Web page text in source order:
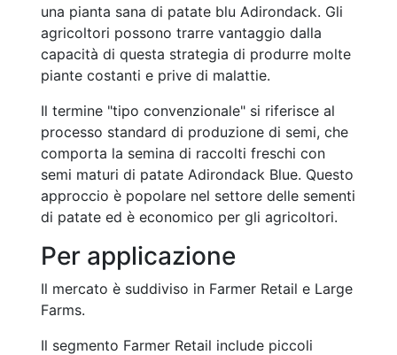
una pianta sana di patate blu Adirondack. Gli
agricoltori possono trarre vantaggio dalla
capacità di questa strategia di produrre molte
piante costanti e prive di malattie.
Il termine "tipo convenzionale" si riferisce al
processo standard di produzione di semi, che
comporta la semina di raccolti freschi con
semi maturi di patate Adirondack Blue. Questo
approccio è popolare nel settore delle sementi
di patate ed è economico per gli agricoltori.
Per applicazione
Il mercato è suddiviso in Farmer Retail e Large
Farms.
Il segmento Farmer Retail include piccoli